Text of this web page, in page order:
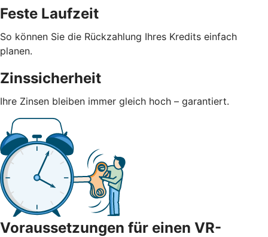
Feste Laufzeit
So können Sie die Rückzahlung Ihres Kredits einfach
planen.
Zinssicherheit
Ihre Zinsen bleiben immer gleich hoch – garantiert.
Voraussetzungen für einen VR-